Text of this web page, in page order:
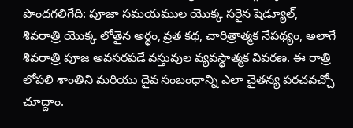
పొందగలిగేది: పూజా సమయముల యొక్క సరైన షెడ్యూల్,
శివరాత్రి యొక్క లోతైన అర్థం, వ్రత కథ, చారిత్రాత్మక నేపథ్యం, అలాగే
శివరాత్రి పూజ అవసరపడే వస్తువుల వ్యవస్థాత్మక వివరణ. ఈ రాత్రి
లోపలి శాంతిని మరియు దైవ సంబంధాన్ని ఎలా చైతన్య పరచవచ్చో
చూద్దాం.